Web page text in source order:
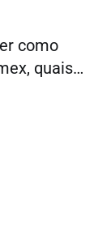
como
quais
evitar e
pessoal.